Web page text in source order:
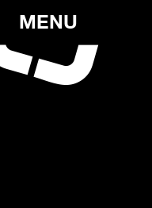
MENU